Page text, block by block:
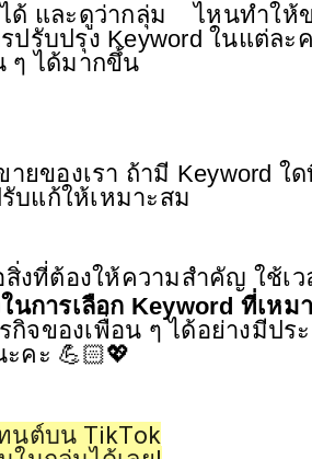
และดูว่ากลุ่ม    ไหนทําให้
รับปรุง Keyword ในแต่ละ
ๆ ได้มากขึ้น
ยของเรา ถ้ามี Keyword ใ
บแก้ให้เหมาะสม
งที่ต้องให้ความสําคัญ ใช้เว
นการเลือก Keyword ที่เหม
กิจของเพื่อน ๆ ได้อย่างมีประ
คะ 💪🏻💖
ทนต์บน TikTok